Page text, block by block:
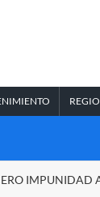
IMPUNIDAD